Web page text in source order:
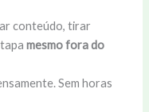
conteúdo, tirar
mesmo fora do
Sem horas